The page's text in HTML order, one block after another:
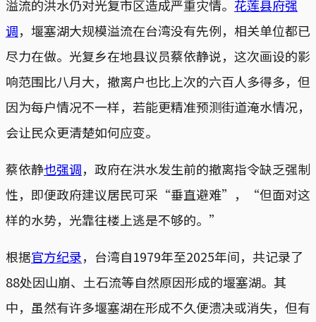
溢流的洪水仍对光复市区造成严重灾情。 花莲县府强
调，堰塞湖大规模溢流在台湾没有先例，相关单位都已
尽力在做。光复乡在地县议员蔡依静说，这次画设的影
响范围比八月大，撤离户也比上次的六百人多得多，但
因为每户情况不一样，若能更精准预测街道淹水情况，
会让民众更清楚如何应变。
蔡依静也强调，政府在洪水发生前的撤离指令缺乏强制
性，即便政府建议居民可采“垂直避难”，“但面对这
样的水势，光靠往楼上逃是不够的。”
根据官方纪录，台湾自1979年至2025年间，共记录了
88处因山崩、土石流等自然原因形成的堰塞湖。其
中，虽然有许多堰塞湖在形成不久便溃决或消失，但有